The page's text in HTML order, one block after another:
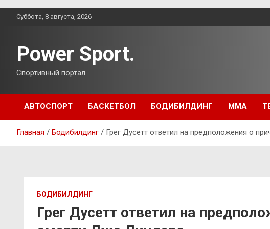
ПерейтиСуббота, 8 августа, 2026
Power Sport.
Спортивный портал.
АВТОСПОРТ БАСКЕТБОЛ БОДИБИЛДИНГ ММА
Главная Бодибилдинг Грег Дусетт ответил на предположения о
БОДИБИЛДИНГ
Грег Дусетт ответил на